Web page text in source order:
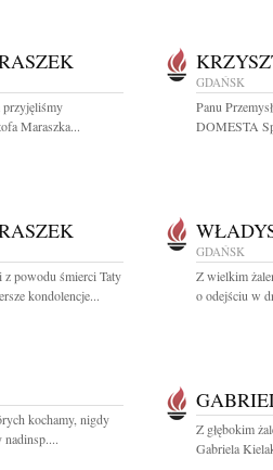
przyjęliśmy
Maraszka...
GDAŃSK
Panu
DOMESTA
powodu śmierci Taty
kondolencje...
GDAŃSK
Z wielkim
o odejściu w
kochamy, nigdy
nadinsp....
Z głębokim
Gabriela